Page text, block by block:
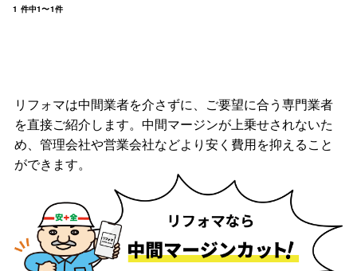
1 件中1〜1件
リフォマは中間業者を介さずに、ご要望に合う専門業者
を直接ご紹介します。中間マージンが上乗せされないた
め、管理会社や営業会社などより安く費用を抑えること
ができます。